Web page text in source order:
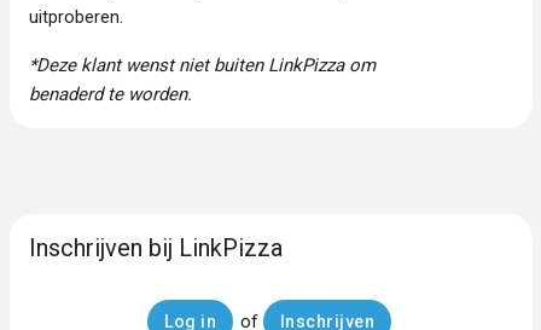
uitproberen.
*Deze klant wenst niet buiten LinkPizza om
benaderd te worden.
Inschrijven bij LinkPizza
Log in of Inschrijven